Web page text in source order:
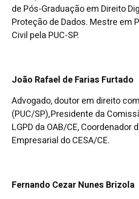
de Pós-Graduação em Direito
Proteção de Dados. Mestre em
Civil pela PUC-SP.
João Rafael de Farias Furtado
Advogado, doutor em direito
(PUC/SP), Presidente da
LGPD da OAB/CE, Coordenador
Empresarial do CESA/CE.
Fernando Cezar Nunes Brizola